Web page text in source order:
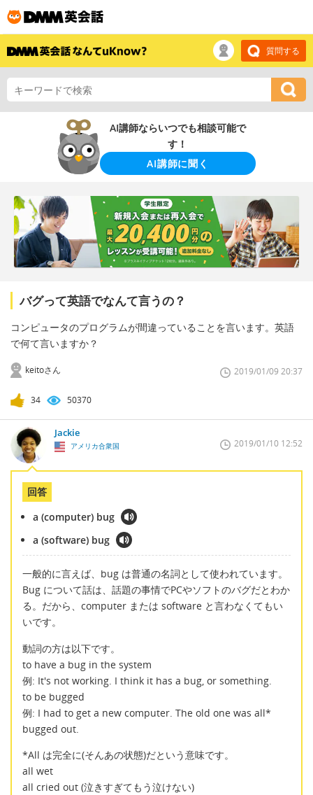
質問する
AI講師ならいつでも相談可能で
す！
AI講師に聞く
バグって英語でなんて言うの？
コンピュータのプログラムが間違っていることを言います。英語
で何て言いますか？
keitoさん 2019/01/09 20:37
34 50370
Jackie
アメリカ合衆国 2019/01/10 12:52
回答
a (computer) bug
a (software) bug
一般的に言えば、bug は普通の名詞として使われています。
Bug について話は、話題の事情でPCやソフトのバグだとわか
る。だから、computer または software と言わなくてもい
いです。
動詞の方は以下です。
to have a bug in the system
例: It's not working. I think it has a bug, or something.
to be bugged
例: I had to get a new computer. The old one was all*
bugged out.
*All は完全に(そんあの状態)だという意味です。
all wet
all cried out (泣きすぎてもう泣けない)